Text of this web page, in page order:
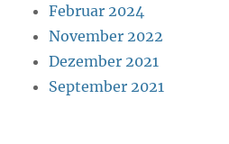
Februar 2024
November 2022
Dezember 2021
September 2021